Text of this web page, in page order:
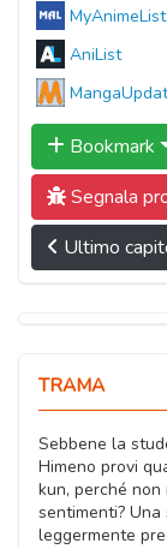
MyAnimeList
AniList
Bookmark
Segnala
Ultimo
TRAMA
Sebbene la
Himeno provi
kun, perché
sentimenti? Una
leggermente